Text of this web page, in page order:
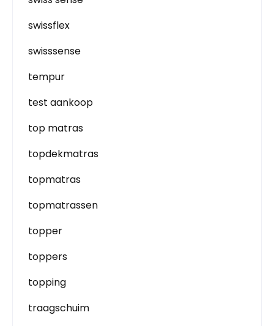
swissflex
swisssense
tempur
test aankoop
top matras
topdekmatras
topmatras
topmatrassen
topper
toppers
topping
traagschuim